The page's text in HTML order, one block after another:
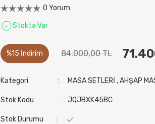
0 Yorum
Stokta Var
%15 İndirim 84.000,00 TL
Kategori MASA SETLERİ ,AHŞAP
Stok Kodu JQJBXK45BC
Stok Durumu